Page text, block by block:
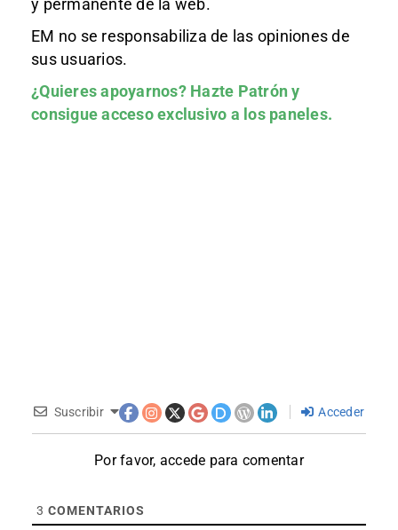
y permanente de la web.
EM no se responsabiliza de las opiniones de
sus usuarios.
¿Quieres apoyarnos? Hazte Patróny
consigue acceso exclusivo a los paneles.
Suscribir Acceder
Por favor, accede para comentar
3 COMENTARIOS